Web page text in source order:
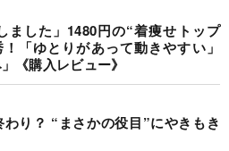
ました」1480円の“着痩せトップ
「ゆとりがあって動きやすい」
《購入レビュー》
り？ “まさかの役目”にやきもき